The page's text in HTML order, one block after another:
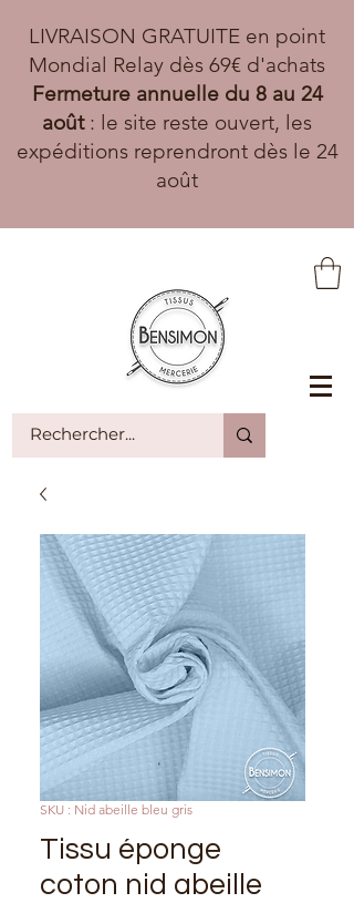
LIVRAISON GRATUITE en point
Mondial Relay dès 69€ d'achats
Fermeture annuelle du 8 au 24
août: le site reste ouvert, les
expéditions reprendront dès le 24
août
SKU : Nid abeille bleu gris
Tissu éponge
coton nid abeille